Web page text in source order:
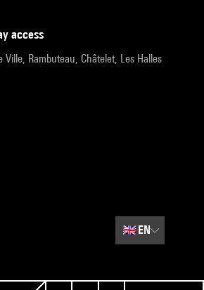
access
Ville, Rambuteau, Châtelet, Les Halles
🇬🇧EN